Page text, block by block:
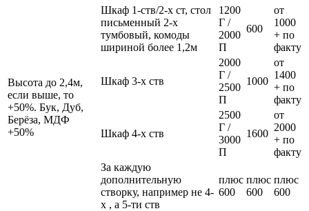
Высота до 2,4м,
если выше, то
+50%. Бук, Дуб,
Берёза, МДФ
+50%
Шкаф 1-ств/2-х ст, стол
письменный 2-х
тумбовый, комоды
шириной более 1,2м
1200
Г /
2000
П
600
от
1000
+ по
факту
Шкаф 3-х ств
2000
Г /
2500
П
1000
от
1400
+ по
факту
Шкаф 4-х ств
2500
Г /
3000
П
1600
от
2000
+ по
факту
За каждую
дополнительную
створку, например не 4-
х , а 5-ти ств
плюс
600
плюс
600
плюс
600